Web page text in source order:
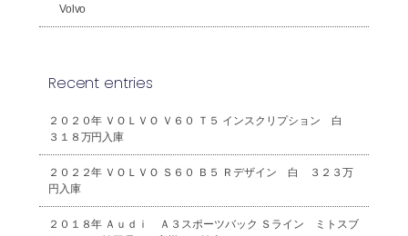
Volvo
Recent entries
２０２０年 ＶＯＬＶＯ Ｖ６０ Ｔ５ インスクリプション 白
３１８万円入庫
２０２２年 ＶＯＬＶＯ Ｓ６０ Ｂ５ Ｒデザイン 白 ３２３万
円入庫
２０１８年 Ａｕｄｉ Ａ３スポーツバック Ｓライン ミトスブ